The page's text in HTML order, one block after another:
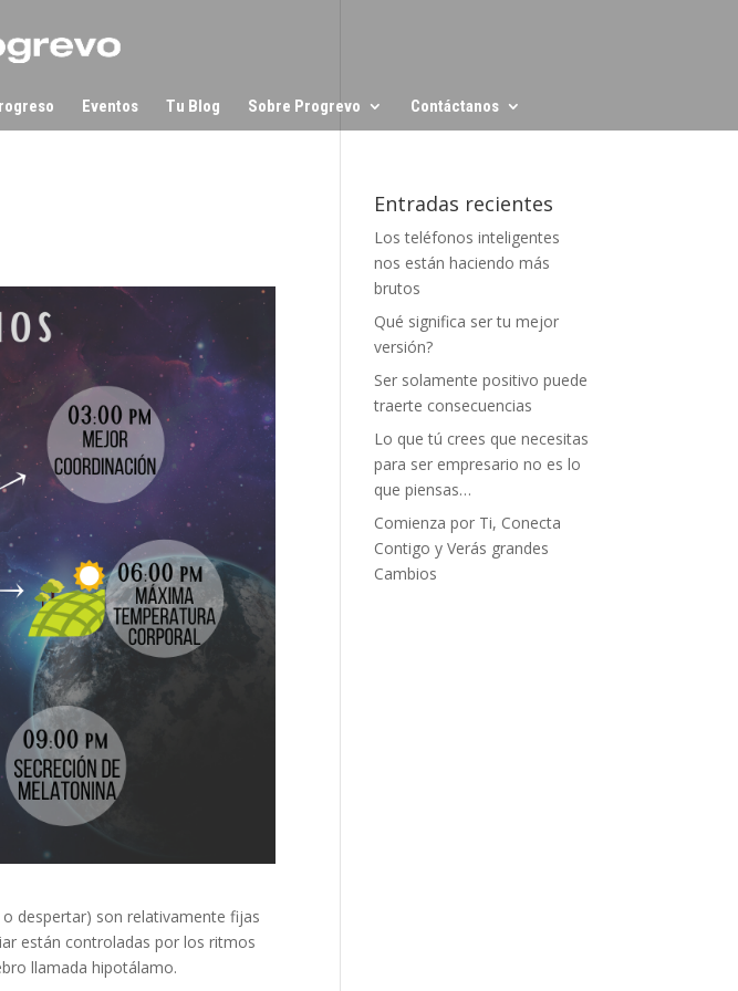
Eventos Tu Blog Sobre Progrevo Contáctanos
despertar) son relativamente fijas
están controladas por los ritmos
llamada hipotálamo.
Entradas recientes
Los teléfonos inteligentes
nos están haciendo más
brutos
Qué significa ser tu mejor
versión?
Ser solamente positivo puede
traerte consecuencias
Lo que tú crees que necesitas
para ser empresario no es lo
que piensas…
Comienza por Ti, Conecta
Contigo y Verás grandes
Cambios